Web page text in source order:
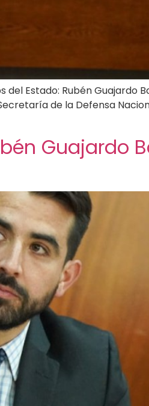
Estado: Rubén Guajardo
de la Defensa
Guajardo